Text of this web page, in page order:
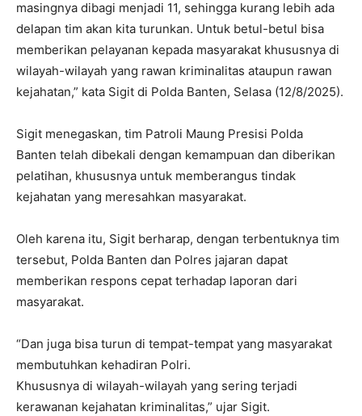
masingnya dibagi menjadi 11, sehingga kurang lebih ada
delapan tim akan kita turunkan. Untuk betul-betul bisa
memberikan pelayanan kepada masyarakat khususnya di
wilayah-wilayah yang rawan kriminalitas ataupun rawan
kejahatan,” kata Sigit di Polda Banten, Selasa (12/8/2025).
Sigit menegaskan, tim Patroli Maung Presisi Polda
Banten telah dibekali dengan kemampuan dan diberikan
pelatihan, khususnya untuk memberangus tindak
kejahatan yang meresahkan masyarakat.
Oleh karena itu, Sigit berharap, dengan terbentuknya tim
tersebut, Polda Banten dan Polres jajaran dapat
memberikan respons cepat terhadap laporan dari
masyarakat.
“Dan juga bisa turun di tempat-tempat yang masyarakat
membutuhkan kehadiran Polri.
Khususnya di wilayah-wilayah yang sering terjadi
kerawanan kejahatan kriminalitas,” ujar Sigit.